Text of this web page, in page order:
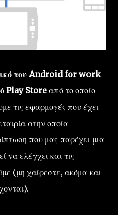
του Android for work
Play Store από το οποίο
τις εφαρμογές που έχει
στην οποία
που μας παρέχει μια
να ελέγχει και τις
(μη χαίρεστε, ακόμα και